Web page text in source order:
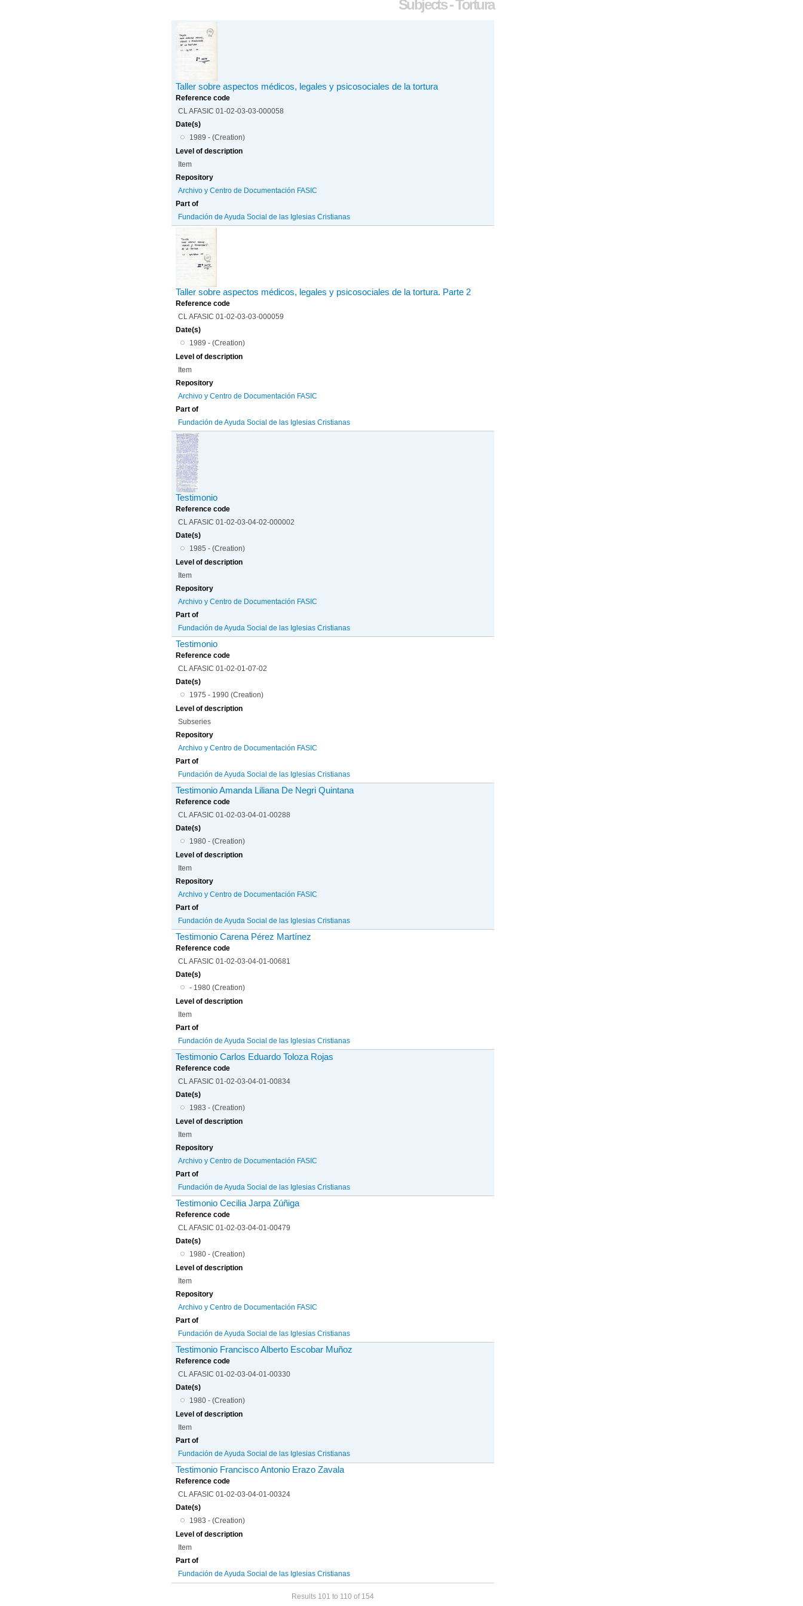
Subjects - Tortura
Taller sobre aspectos médicos, legales y psicosociales de la tortura
Reference code
CL AFASIC 01-02-03-03-000058
Date(s)
1989 - (Creation)
Level of description
Item
Repository
Archivo y Centro de Documentación FASIC
Part of
Fundación de Ayuda Social de las Iglesias Cristianas
Taller sobre aspectos médicos, legales y psicosociales de la tortura. Parte 2
Reference code
CL AFASIC 01-02-03-03-000059
Date(s)
1989 - (Creation)
Level of description
Item
Repository
Archivo y Centro de Documentación FASIC
Part of
Fundación de Ayuda Social de las Iglesias Cristianas
Testimonio
Reference code
CL AFASIC 01-02-03-04-02-000002
Date(s)
1985 - (Creation)
Level of description
Item
Repository
Archivo y Centro de Documentación FASIC
Part of
Fundación de Ayuda Social de las Iglesias Cristianas
Testimonio
Reference code
CL AFASIC 01-02-01-07-02
Date(s)
1975 - 1990 (Creation)
Level of description
Subseries
Repository
Archivo y Centro de Documentación FASIC
Part of
Fundación de Ayuda Social de las Iglesias Cristianas
Testimonio Amanda Liliana De Negri Quintana
Reference code
CL AFASIC 01-02-03-04-01-00288
Date(s)
1980 - (Creation)
Level of description
Item
Repository
Archivo y Centro de Documentación FASIC
Part of
Fundación de Ayuda Social de las Iglesias Cristianas
Testimonio Carena Pérez Martínez
Reference code
CL AFASIC 01-02-03-04-01-00681
Date(s)
- 1980 (Creation)
Level of description
Item
Part of
Fundación de Ayuda Social de las Iglesias Cristianas
Testimonio Carlos Eduardo Toloza Rojas
Reference code
CL AFASIC 01-02-03-04-01-00834
Date(s)
1983 - (Creation)
Level of description
Item
Repository
Archivo y Centro de Documentación FASIC
Part of
Fundación de Ayuda Social de las Iglesias Cristianas
Testimonio Cecilia Jarpa Zúñiga
Reference code
CL AFASIC 01-02-03-04-01-00479
Date(s)
1980 - (Creation)
Level of description
Item
Repository
Archivo y Centro de Documentación FASIC
Part of
Fundación de Ayuda Social de las Iglesias Cristianas
Testimonio Francisco Alberto Escobar Muñoz
Reference code
CL AFASIC 01-02-03-04-01-00330
Date(s)
1980 - (Creation)
Level of description
Item
Part of
Fundación de Ayuda Social de las Iglesias Cristianas
Testimonio Francisco Antonio Erazo Zavala
Reference code
CL AFASIC 01-02-03-04-01-00324
Date(s)
1983 - (Creation)
Level of description
Item
Part of
Fundación de Ayuda Social de las Iglesias Cristianas
Results 101 to 110 of 154